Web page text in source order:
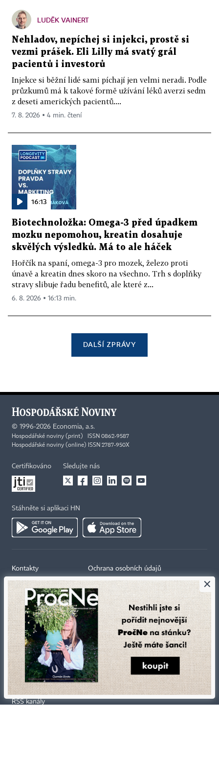
LUDĚK VAINERT
Nehladov, nepíchej si injekci, prostě si
vezmi prášek. Eli Lilly má svatý grál
pacientů i investorů
Injekce si běžní lidé sami píchají jen velmi neradi. Podle
průzkumů má k takové formě užívání léků averzi sedm
z deseti amerických pacientů....
7. 8. 2026 ▪ 4 min. čtení
16:13
Biotechnoložka: Omega-3 před úpadkem
mozku nepomohou, kreatin dosahuje
skvělých výsledků. Má to ale háček
Hořčík na spaní, omega-3 pro mozek, železo proti
únavě a kreatin dnes skoro na všechno. Trh s doplňky
stravy slibuje řadu benefitů, ale které z...
6. 8. 2026 ▪ 16:13 min.
DALŠÍ ZPRÁVY
© 1996-2026 Economia, a.s.
Hospodářské noviny (print) ISSN 0862-9587
Hospodářské noviny (online) ISSN 2787-950X
Certifikováno Sledujte nás
Stáhněte si aplikaci HN
Kontakty
Tiráž redakce HN
Economia
Kariéra v HN
Ceník inzerce
Ochrana osobních údajů
Prohlášení o cookies
Nastavení soukromí
Všeobecné smluvní podmínky
Koupit / darovat předplatné
Eventy
Newslettery
RSS kanály
×